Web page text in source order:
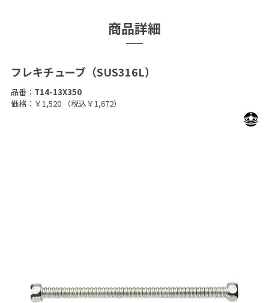
商品詳細
フレキチューブ（SUS316L）
品番： T14-13X350
価格：￥1,520
（税込￥1,672）